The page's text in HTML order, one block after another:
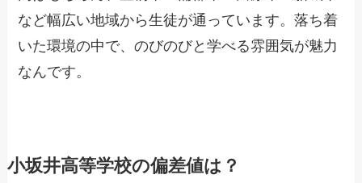
など幅広い地域から生徒が通っています。落ち着
いた環境の中で、のびのびと学べる雰囲気が魅力
なんです。
小坂井高等学校の偏差値は？